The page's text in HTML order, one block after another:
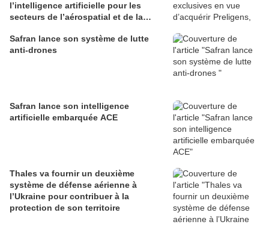
l’intelligence artificielle pour les
secteurs de l’aérospatial et de la
Safran lance son système de lutte
anti-drones
Safran lance son intelligence
artificielle embarquée ACE
Thales va fournir un deuxième
système de défense aérienne à
l’Ukraine pour contribuer à la
protection de son territoire